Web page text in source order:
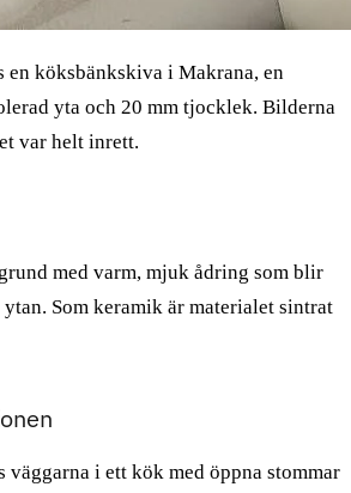
en köksbänkskiva i Makrana, en
yta och 20 mm tjocklek. Bilderna
var helt inrett.
med varm, mjuk ådring som blir
Som keramik är materialet sintrat
väggarna i ett kök med öppna stommar